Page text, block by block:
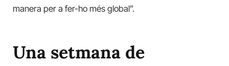
manera per a fer-ho més global”.
Una setmana de